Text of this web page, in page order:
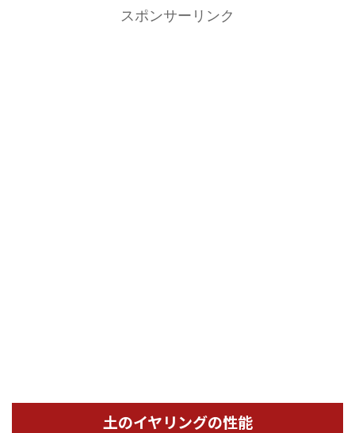
スポンサーリンク
土のイヤリングの性能